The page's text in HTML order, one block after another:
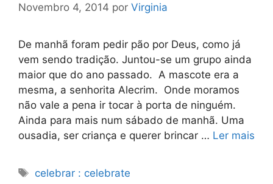
Novembro 4, 2014 por Virginia
De manhã foram pedir pão por Deus, como já
vem sendo tradição. Juntou-se um grupo ainda
maior que do ano passado. A mascote era a
mesma, a senhorita Alecrim. Onde moramos
não vale a pena ir tocar à porta de ninguém.
Ainda para mais num sábado de manhã. Uma
ousadia, ser criança e querer brincar … Ler mais
Etiquetas
celebrar : celebrate